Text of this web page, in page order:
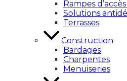
Rampes
Solutions
Terrasses
Construction
Bardages
Charpentes
Menuiseries